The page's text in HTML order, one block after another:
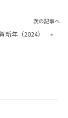
次の記事へ
新年（2024） »